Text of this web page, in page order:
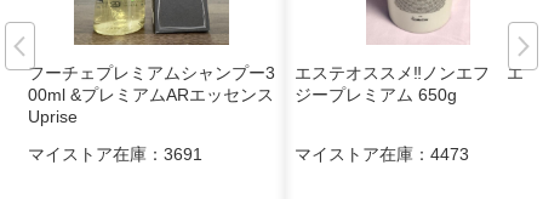
フーチェプレミアムシャンプー3
00ml &プレミアムARエッセンス
Uprise
マイストア在庫： 3691
エステオススメ‼️ノンエフ エナ
ジープレミアム 650g
マイストア在庫： 4473